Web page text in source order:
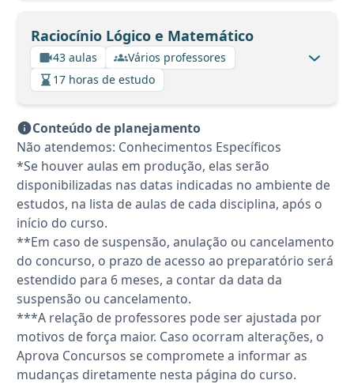
Raciocínio Lógico e Matemático
43 aulas
Vários professores
17 horas de estudo
Conteúdo de planejamento
Não atendemos: Conhecimentos Específicos
*Se houver aulas em produção, elas serão
disponibilizadas nas datas indicadas no ambiente de
estudos, na lista de aulas de cada disciplina, após o
início do curso.
**Em caso de suspensão, anulação ou cancelamento
do concurso, o prazo de acesso ao preparatório será
estendido para 6 meses, a contar da data da
suspensão ou cancelamento.
***A relação de professores pode ser ajustada por
motivos de força maior. Caso ocorram alterações, o
Aprova Concursos se compromete a informar as
mudanças diretamente nesta página do curso.